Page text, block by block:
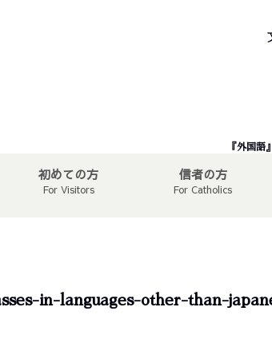
『外国語
初めての方
For Visitors
信者の方
For Catholics
in-languages-other-than-